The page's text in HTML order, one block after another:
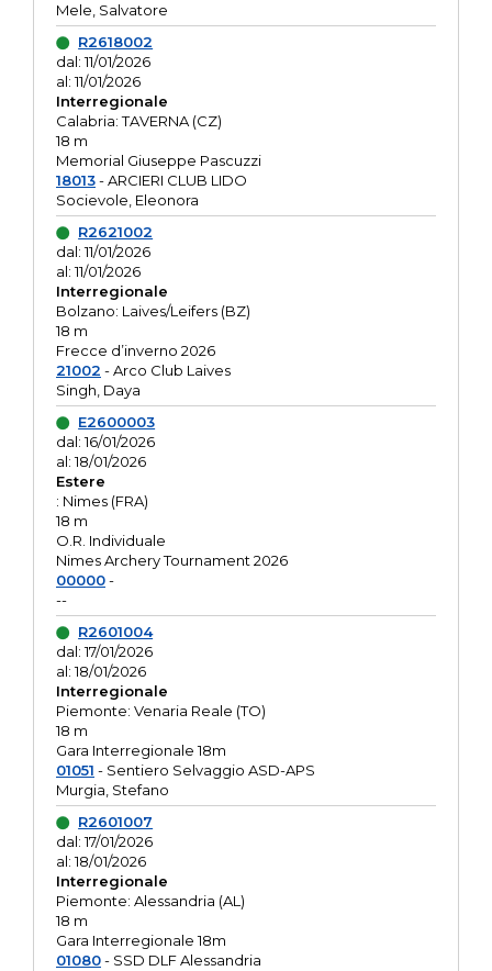
Mele, Salvatore
R2618002
dal: 11/01/2026
al: 11/01/2026
Interregionale
Calabria: TAVERNA (CZ)
18 m
Memorial Giuseppe Pascuzzi
18013- ARCIERI CLUB LIDO
Socievole, Eleonora
R2621002
dal: 11/01/2026
al: 11/01/2026
Interregionale
Bolzano: Laives/Leifers (BZ)
18 m
Frecce d’inverno 2026
21002 - Arco Club Laives
Singh, Daya
E2600003
dal: 16/01/2026
al: 18/01/2026
Estere
: Nimes (FRA)
18 m
O.R. Individuale
Nimes Archery Tournament 2026
00000-
--
R2601004
dal: 17/01/2026
al: 18/01/2026
Interregionale
Piemonte: Venaria Reale (TO)
18 m
Gara Interregionale 18m
01051 - Sentiero Selvaggio ASD-APS
Murgia, Stefano
R2601007
dal: 17/01/2026
al: 18/01/2026
Interregionale
Piemonte: Alessandria (AL)
18 m
Gara Interregionale 18m
01080- SSD DLF Alessandria